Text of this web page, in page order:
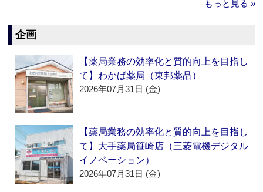
もっと見る »
企画
【薬局業務の効率化と質的向上を目指し
て】わかば薬局（東邦薬品）
2026年07月31日 (金)
【薬局業務の効率化と質的向上を目指し
て】大手薬局笹崎店（三菱電機デジタル
イノベーション）
2026年07月31日 (金)